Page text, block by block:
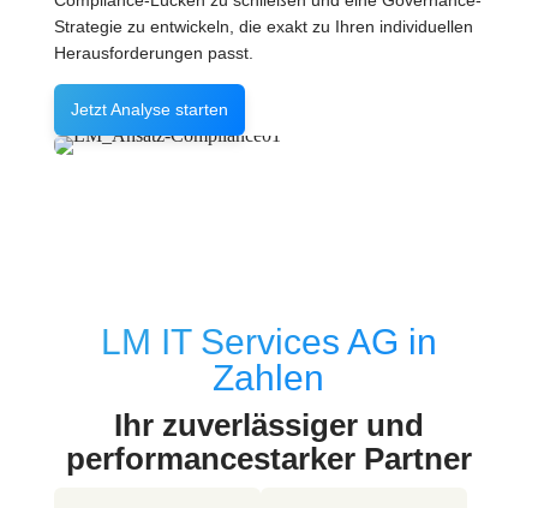
Strategie zu entwickeln, die exakt zu Ihren individuellen
Herausforderungen passt.
Jetzt Analyse starten
LM IT Services AG in
Zahlen
Ihr zuverlässiger und
performancestarker Partner